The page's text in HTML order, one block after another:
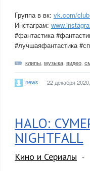
Группа в вк: vk.com/
Инстаграм:
#фантастика
#лучшаяфантастика
клипы музыка видео
news 22 декабря
HALO:
NIGHTFALL
Кино и Сериалы